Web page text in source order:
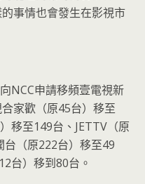
事情也會發生在影視市
NCC申請移頻壹電視新
家歡（原45台）移至
移至149台、JETTV（原
（原222台）移至49
台）移到80台。